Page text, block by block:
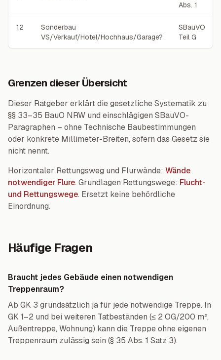
Abs. 1
12
Sonderbau
VS/Verkauf/Hotel/Hochhaus/Garage?
SBauVO
Teil G
Grenzen dieser Übersicht
Dieser Ratgeber erklärt die gesetzliche Systematik zu
§§ 33–35 BauO NRW und einschlägigen SBauVO-
Paragraphen – ohne Technische Baubestimmungen
oder konkrete Millimeter-Breiten, sofern das Gesetz sie
nicht nennt.
Horizontaler Rettungsweg und Flurwände: Wände
notwendiger Flure. Grundlagen Rettungswege: Flucht-
und Rettungswege. Ersetzt keine behördliche
Einordnung.
Häufige Fragen
Braucht jedes Gebäude einen notwendigen
Treppenraum?
Ab GK 3 grundsätzlich ja für jede notwendige Treppe. In
GK 1–2 und bei weiteren Tatbeständen (≤ 2 OG/200 m²,
Außentreppe, Wohnung) kann die Treppe ohne eigenen
Treppenraum zulässig sein (§ 35 Abs. 1 Satz 3).